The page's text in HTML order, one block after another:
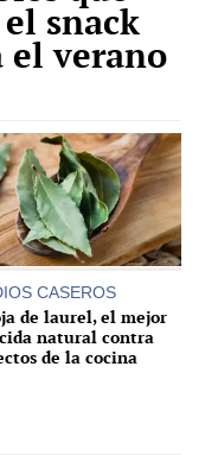
snack
verano
CASEROS
de laurel, el mejor
natural contra
de la cocina